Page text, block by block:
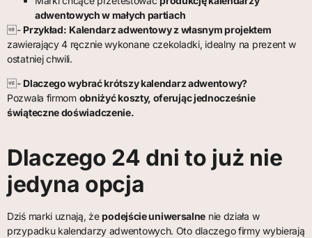
adwentowych w małych partiach
- Przykład: Kalendarz adwentowy z własnym projektem
zawierający 4 ręcznie wykonane czekoladki, idealny na prezent w
ostatniej chwili.
- Dlaczego wybrać krótszy kalendarz adwentowy?
Pozwala firmom obniżyć koszty, oferując jednocześnie
świąteczne doświadczenie.
Dlaczego 24 dni to już nie
jedyna opcja
Dziś marki uznają, żepodejście uniwersalne nie działa w
przypadku kalendarzy adwentowych. Oto dlaczego firmy wybierają